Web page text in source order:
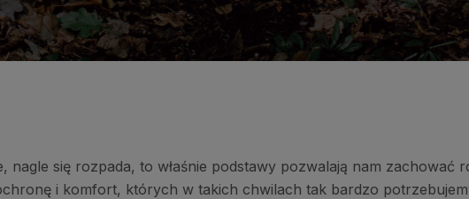
się rozpada, to właśnie podstawy pozwalają nam zachować
i komfort, których w takich chwilach tak bardzo